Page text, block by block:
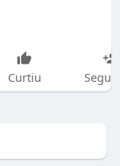
Curtiu